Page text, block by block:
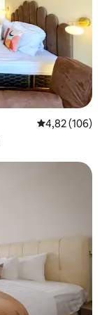
4,82 av 5 i
4,82 (106)